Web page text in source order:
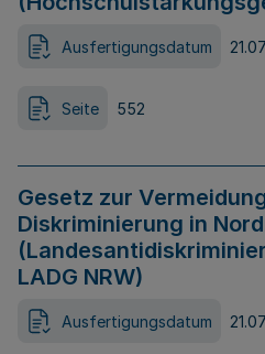
Ausfertigungsdatum
Seite 552
Gesetz zur
Diskriminierung in
LADG NRW)
Ausfertigungsdatum